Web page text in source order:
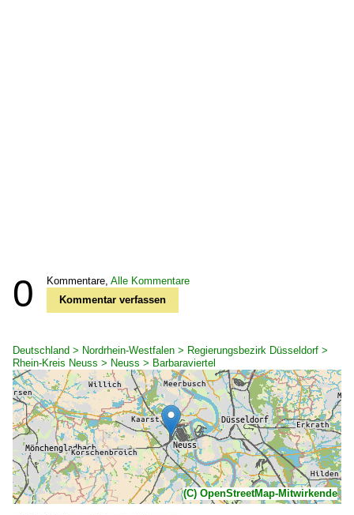
0 Kommentare, Alle Kommentare
Kommentar verfassen
Deutschland > Nordrhein-Westfalen > Regierungsbezirk Düsseldorf >
Rhein-Kreis Neuss > Neuss > Barbaraviertel
(C) OpenStreetMap-Mitwirkende